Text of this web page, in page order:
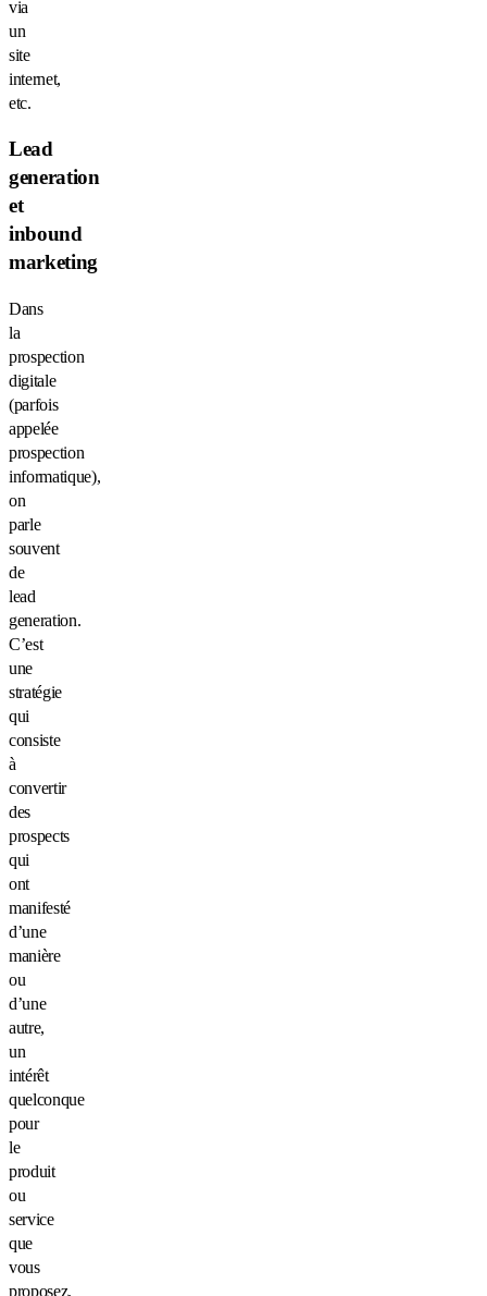
via
un
site
internet,
etc.
Lead
generation
et
inbound
marketing
Dans
la
prospection
digitale
(parfois
appelée
prospection
informatique),
on
parle
souvent
de
lead
generation.
C’est
une
stratégie
qui
consiste
à
convertir
des
prospects
qui
ont
manifesté
d’une
manière
ou
d’une
autre,
un
intérêt
quelconque
pour
le
produit
ou
service
que
vous
proposez.